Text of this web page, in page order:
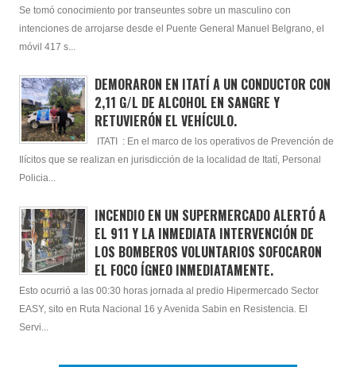
Se tomó conocimiento por transeuntes sobre un masculino con
intenciones de arrojarse desde el Puente General Manuel Belgrano, el
móvil 417 s...
DEMORARON EN ITATÍ A UN CONDUCTOR CON
2,11 G/L DE ALCOHOL EN SANGRE Y
RETUVIERÓN EL VEHÍCULO.
ITATI : En el marco de los operativos de Prevención de
Ilícitos que se realizan en jurisdicción de la localidad de Itatí, Personal
Policia...
INCENDIO EN UN SUPERMERCADO ALERTÓ A
EL 911 Y LA INMEDIATA INTERVENCIÓN DE
LOS BOMBEROS VOLUNTARIOS SOFOCARON
EL FOCO ÍGNEO INMEDIATAMENTE.
Esto ocurrió a las 00:30 horas jornada al predio Hipermercado Sector
EASY, sito en Ruta Nacional 16 y Avenida Sabin en Resistencia. El
Servi...